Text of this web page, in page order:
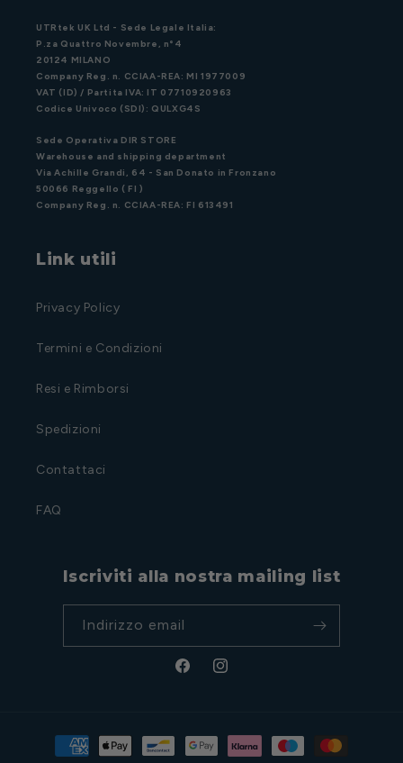
UTRtek UK Ltd - Sede Legale Italia:
P.za Quattro Novembre, n°4
20124 MILANO
Company Reg. n. CCIAA-REA: MI 1977009
VAT (ID) / Partita IVA: IT 07710920963
Codice Univoco (SDI): QULXG4S
Sede Operativa DIR STORE
Warehouse and shipping department
Via Achille Grandi, 64 - San Donato in Fronzano
50066 Reggello ( FI )
Company Reg. n. CCIAA-REA: FI 613491
Link utili
Privacy Policy
Termini e Condizioni
Resi e Rimborsi
Spedizioni
Contattaci
FAQ
Iscriviti alla nostra mailing list
Indirizzo email
FacebookInstagram
Metodi